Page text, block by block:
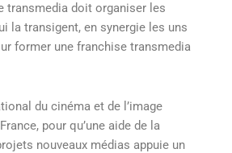
transmedia doit organiser les
la transigent, en synergie les uns
former une franchise transmedia
du cinéma et de l’image
pour qu’une aide de la
nouveaux médias appuie un